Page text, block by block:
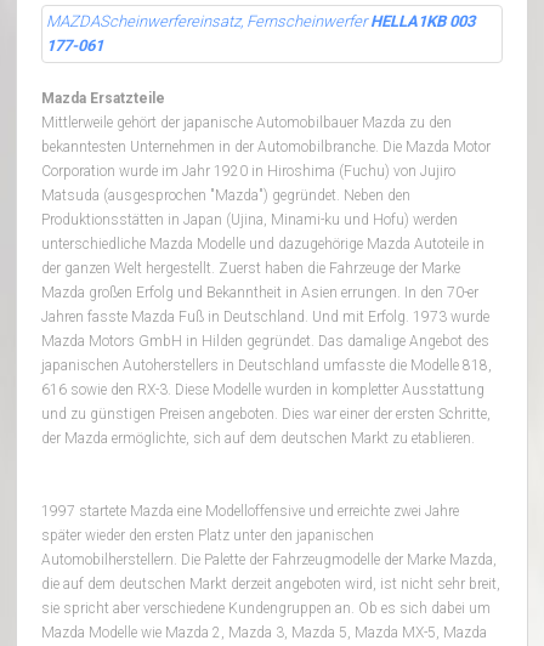
MAZDAScheinwerfereinsatz, FernscheinwerferHELLA1KB 003
177-061
Mazda Ersatzteile
Mittlerweile gehört der japanische Automobilbauer Mazda zu den
bekanntesten Unternehmen in der Automobilbranche. Die Mazda Motor
Corporation wurde im Jahr 1920 in Hiroshima (Fuchu) von Jujiro
Matsuda (ausgesprochen "Mazda") gegründet. Neben den
Produktionsstätten in Japan (Ujina, Minami-ku und Hofu) werden
unterschiedliche Mazda Modelle und dazugehörige Mazda Autoteile in
der ganzen Welt hergestellt. Zuerst haben die Fahrzeuge der Marke
Mazda großen Erfolg und Bekanntheit in Asien errungen. In den 70-er
Jahren fasste Mazda Fuß in Deutschland. Und mit Erfolg. 1973 wurde
Mazda Motors GmbH in Hilden gegründet. Das damalige Angebot des
japanischen Autoherstellers in Deutschland umfasste die Modelle 818,
616 sowie den RX-3. Diese Modelle wurden in kompletter Ausstattung
und zu günstigen Preisen angeboten. Dies war einer der ersten Schritte,
der Mazda ermöglichte, sich auf dem deutschen Markt zu etablieren.
1997 startete Mazda eine Modelloffensive und erreichte zwei Jahre
später wieder den ersten Platz unter den japanischen
Automobilherstellern. Die Palette der Fahrzeugmodelle der Marke Mazda,
die auf dem deutschen Markt derzeit angeboten wird, ist nicht sehr breit,
sie spricht aber verschiedene Kundengruppen an. Ob es sich dabei um
Mazda Modelle wie Mazda 2, Mazda 3, Mazda 5, Mazda MX-5, Mazda